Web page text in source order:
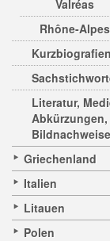
Valréas
Rhône-Alpes
Kurzbiografien
Literatur,
Abkürzungen,
Bildnachweise
Griechenland
Italien
Litauen
Polen